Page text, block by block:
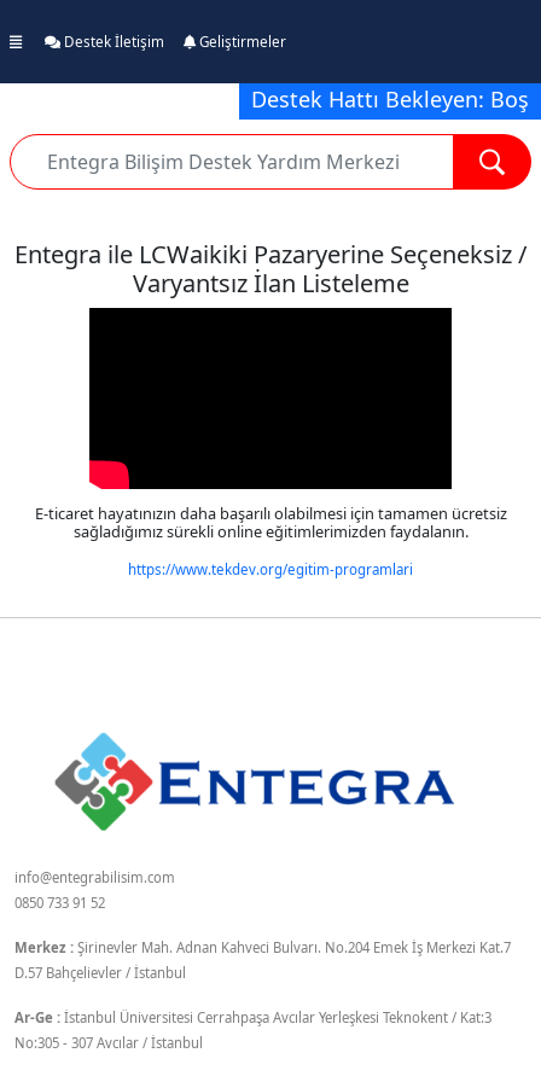
Destek İletişim Geliştirmeler
Destek Hattı Bekleyen: Boş
Entegra ile LCWaikiki Pazaryerine Seçeneksiz /
Varyantsız İlan Listeleme
E-ticaret hayatınızın daha başarılı olabilmesi için tamamen ücretsiz
sağladığımız sürekli online eğitimlerimizden faydalanın.
https://www.tekdev.org/egitim-programlari
info@entegrabilisim.com
0850 733 91 52
Merkez : Şirinevler Mah. Adnan Kahveci Bulvarı. No.204 Emek İş Merkezi Kat.7
D.57 Bahçelievler / İstanbul
Ar-Ge : İstanbul Üniversitesi Cerrahpaşa Avcılar Yerleşkesi Teknokent / Kat:3
No:305 - 307 Avcılar / İstanbul